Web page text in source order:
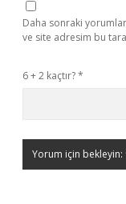
Daha sonraki
ve site adresim bu
6 + 2 kaçtır?*